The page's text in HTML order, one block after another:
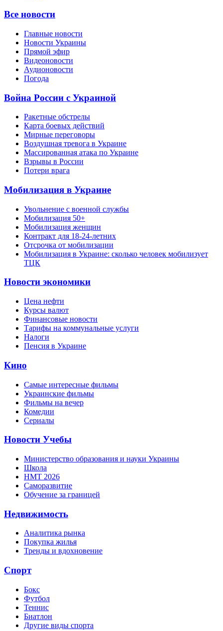
Все новости
Главные новости
Новости Украины
Прямой эфир
Видеоновости
Аудионовости
Погода
Война России с Украиной
Ракетные обстрелы
Карта боевых действий
Мирные переговоры
Воздушная тревога в Украине
Массированная атака по Украине
Взрывы в России
Потери врага
Мобилизация в Украине
Увольнение с военной службы
Мобилизация 50+
Мобилизация женщин
Контракт для 18-24-летних
Отсрочка от мобилизации
Мобилизация в Украине: сколько человек мобилизует
ТЦК
Новости экономики
Цена нефти
Курсы валют
Финансовые новости
Тарифы на коммунальные услуги
Налоги
Пенсия в Украине
Кино
Самые интересные фильмы
Украинские фильмы
Фильмы на вечер
Комедии
Сериалы
Новости Учебы
Министерство образования и науки Украины
Школа
НМТ 2026
Саморазвитие
Обучение за границей
Недвижимость
Аналитика рынка
Покупка жилья
Тренды и вдохновение
Спорт
Бокс
Футбол
Теннис
Биатлон
Другие виды спорта